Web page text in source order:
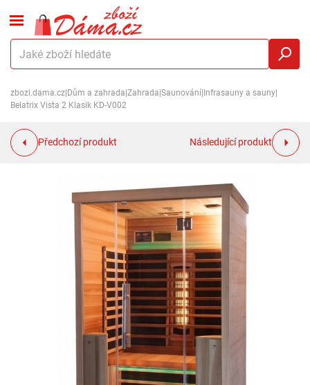
zbozi.dama.cz Dům a zahrada Zahrada Saunování Infrasauny a sauny
Belatrix Vista 2 Klasik KD-V002
Předchozí produkt Následující produkt